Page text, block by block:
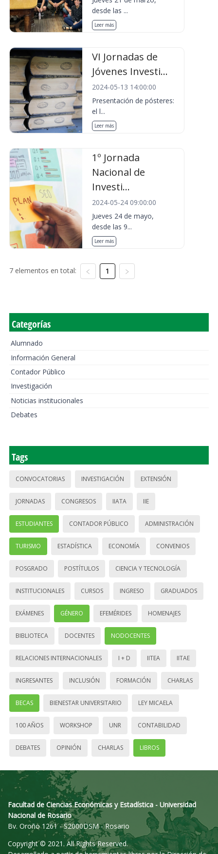
desde las ...
Leer más
VI Jornadas de
Jóvenes Investi...
2024-05-13 14:00:00
Presentación de pósteres:
el l...
Leer más
1º Jornada
Nacional de
Investi...
2024-05-24 09:00:00
Jueves 24 de mayo,
desde las 9...
Leer más
7 elementos en total: 1
Categorías
Alumnado
Información General
Contador Público
Investigación
Noticias institucionales
Debates
Tags
CONVOCATORIAS INVESTIGACIÓN EXTENSIÓN
JORNADAS CONGRESOS IIATA IIE
ESTUDIANTES CONTADOR PÚBLICO ADMINISTRACIÓN
TURISMO ESTADÍSTICA ECONOMÍA CONVENIOS
POSGRADO POSTÍTULOS CIENCIA Y TECNOLOGÍA
INSTITUCIONALES CURSOS INGRESO GRADUADOS
EXÁMENES GÉNERO EFEMÉRIDES HOMENAJES
BIBLIOTECA DOCENTES NODOCENTES
RELACIONES INTERNACIONALES I + D IITEA IITAE
INGRESANTES INCLUSIÓN FORMACIÓN CHARLAS
BECAS BIENESTAR UNIVERSITARIO LEY MICAELA
100 AÑOS WORKSHOP UNR CONTABILIDAD
DEBATES OPINIÓN CHARLAS LIBROS
Facultad de Ciencias Económicas y Estadística - Universidad
Nacional de Rosario
Bv. Oroño 1261 - S2000DSM - Rosario
Copyright © 2021. All Rights Reserved.